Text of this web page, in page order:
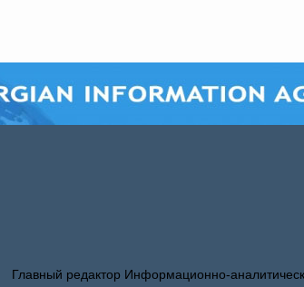
Главный редактор Информационно-